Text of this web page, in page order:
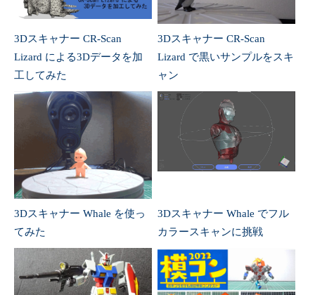
3Dスキャナー CR-Scan
Lizard による3Dデータを加
工してみた
3Dスキャナー CR-Scan
Lizard で黒いサンプルをスキ
ャン
3Dスキャナー Whale を使っ
てみた
3Dスキャナー Whale でフル
カラースキャンに挑戦